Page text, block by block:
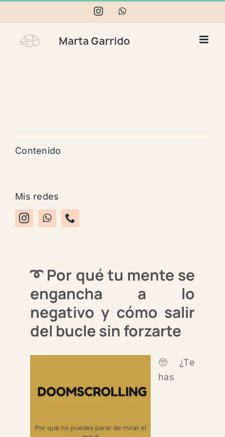
to
content
InstagramWhatsApp
Contenido
Mis redes
➰ Por qué tu mente se
engancha a lo
negativo y cómo salir
del bucle sin forzarte
🥺¿Te
has